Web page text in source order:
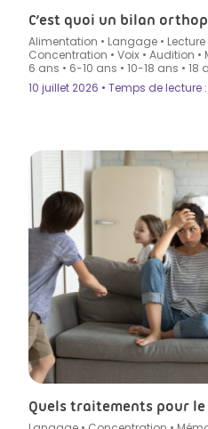
C’est quoi un bilan
Alimentation • Langage • Lecture
Concentration • Voix • Audition •
6 ans • 6-10 ans • 10-18 ans • 18
10 juillet 2026 • Temps de lecture
Quels traitements pour le